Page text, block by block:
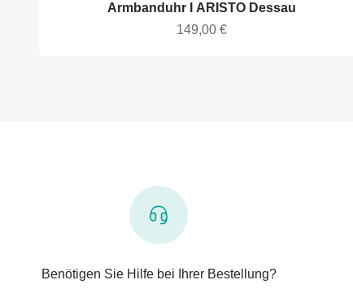
Armbanduhr I ARISTO Dessau
Angebot
149,00 €
Benötigen Sie Hilfe bei Ihrer Bestellung?